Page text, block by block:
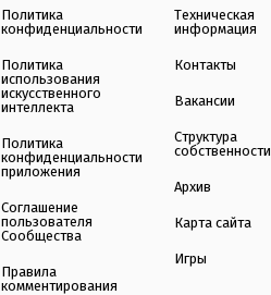
Политика
конфиденциальности
Политика
использования
искусственного
интеллекта
Политика
конфиденциальности
приложения
Соглашение
пользователя
Сообщества
Правила
комментирования
Техническая
информация
Контакты
Вакансии
Структура
собственности
Архив
Карта сайта
Игры